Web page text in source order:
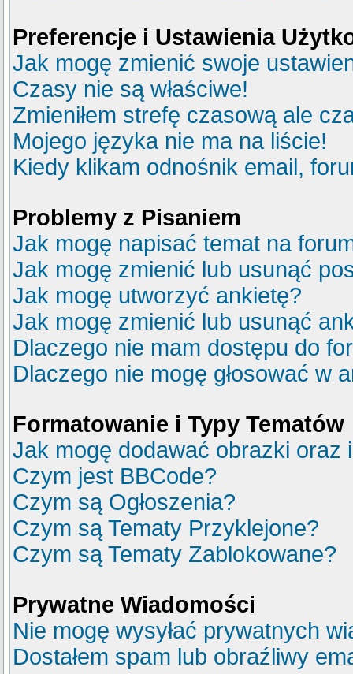
Preferencje i Ustawienia
Jak mogę zmienić swoje
Czasy nie są właściwe!
Zmieniłem strefę czasową ale
Mojego języka nie ma na liście!
Kiedy klikam odnośnik email,
Problemy z Pisaniem
Jak mogę napisać temat na
Jak mogę zmienić lub usunąć
Jak mogę utworzyć ankietę?
Jak mogę zmienić lub usunąć
Dlaczego nie mam dostępu do
Dlaczego nie mogę głosować w
Formatowanie i Typy Tematów
Jak mogę dodawać obrazki oraz
Czym jest BBCode?
Czym są Ogłoszenia?
Czym są Tematy Przyklejone?
Czym są Tematy Zablokowane?
Prywatne Wiadomości
Nie mogę wysyłać prywatnych
Dostałem spam lub obraźliwy